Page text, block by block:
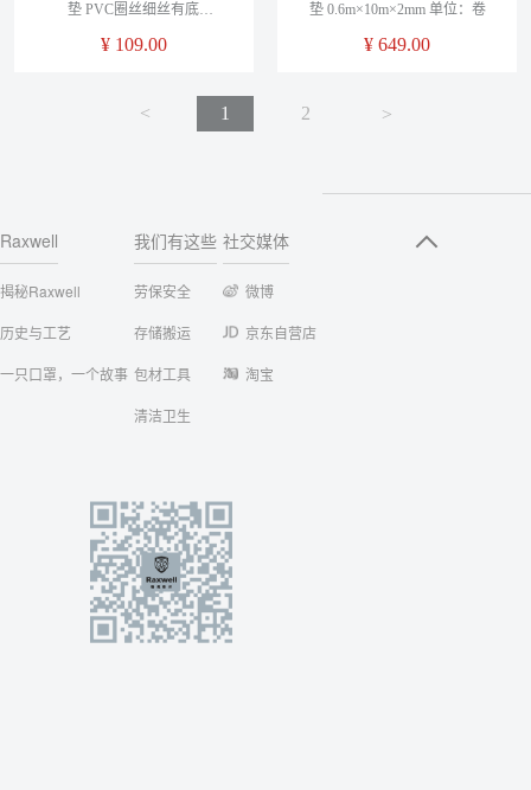
垫 PVC圈丝细丝有底
片
¥ 109.00
垫 0.6m×10m×2mm 单位：卷
¥649.00
< 1 2 <
Raxwell
揭秘Raxwell
历史与工艺
一只口罩，一个故事
我们有这些
劳保安全
存储搬运
包材工具
清洁卫生
社交媒体
微博
京东自营店
淘宝